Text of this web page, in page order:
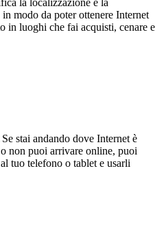
modo da poter ottenere Internet
in luoghi che fai acquisti, cenare e
stai andando dove Internet è
non puoi arrivare online, puoi
tuo telefono o tablet e usarli